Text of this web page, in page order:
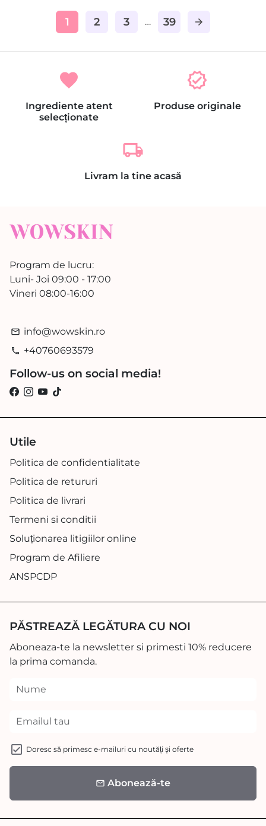
1 2 3 … 39 arrow_forward
favorite
Ingrediente atent
selecționate
verified
Produse originale
local_shipping
Livram la tine acasă
Program de lucru:
Luni- Joi 09:00 - 17:00
Vineri 08:00-16:00
email info@wowskin.ro
phone +40760693579
Follow-us on social media!
Utile
Politica de confidentialitate
Politica de retururi
Politica de livrari
Termeni si conditii
Soluționarea litigiilor online
Program de Afiliere
ANSPCDP
PĂSTREAZĂ LEGĂTURA CU NOI
Aboneaza-te la newsletter si primesti 10% reducere
la prima comanda.
Doresc să primesc e-mailuri cu noutăți și oferte
email Abonează-te